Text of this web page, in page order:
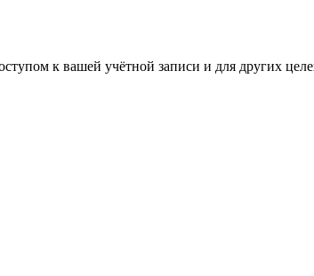
к вашей учётной записи и для других